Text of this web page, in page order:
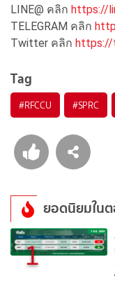
LINE@ คลิก https://
TELEGRAM คลิก
Twitter คลิก https://
Tag
#RFCCU #SPRC
ยอดนิยมใน
1